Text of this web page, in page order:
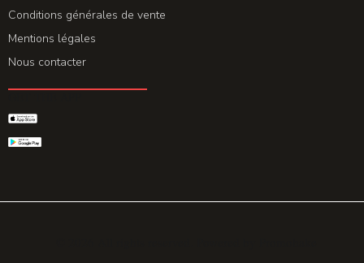
Conditions générales de vente
Mentions légales
Nous contacter